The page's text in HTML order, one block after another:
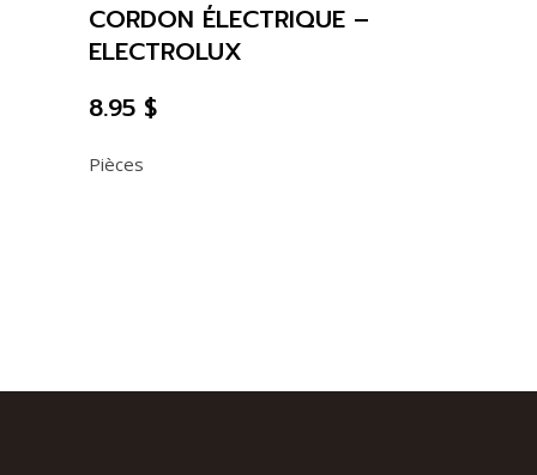
Pièces
CORDON ÉLECTRIQUE –
ELECTROLUX
8.95 $